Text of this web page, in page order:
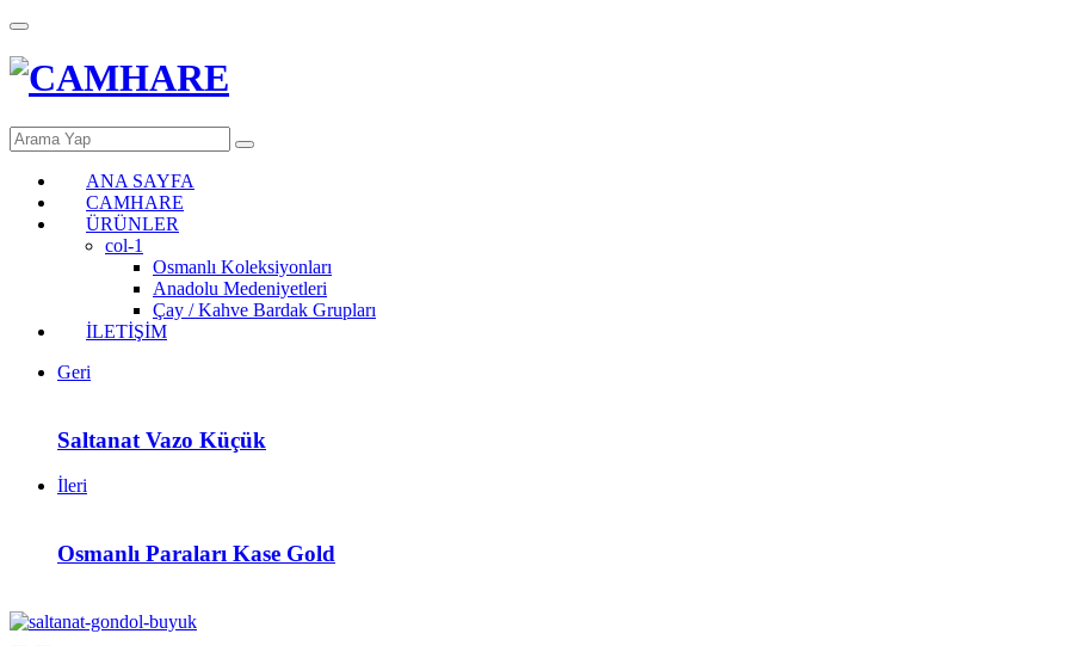
ANA SAYFA
CAMHARE
ÜRÜNLER
col-1
Osmanlı Koleksiyonları
Anadolu Medeniyetleri
Çay / Kahve Bardak Grupları
İLETİŞİM
Geri
Saltanat Vazo Küçük
İleri
Osmanlı Paraları Kase Gold